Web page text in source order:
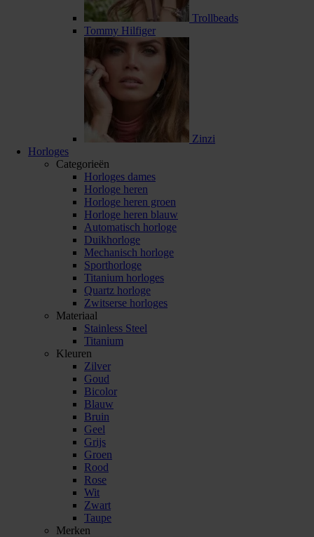
Trollbeads
Tommy Hilfiger
Zinzi
Horloges
Categorieën
Horloges dames
Horloge heren
Horloge heren groen
Horloge heren blauw
Automatisch horloge
Duikhorloge
Mechanisch horloge
Sporthorloge
Titanium horloges
Quartz horloge
Zwitserse horloges
Materiaal
Stainless Steel
Titanium
Kleuren
Zilver
Goud
Bicolor
Blauw
Bruin
Geel
Grijs
Groen
Rood
Rose
Wit
Zwart
Taupe
Merken